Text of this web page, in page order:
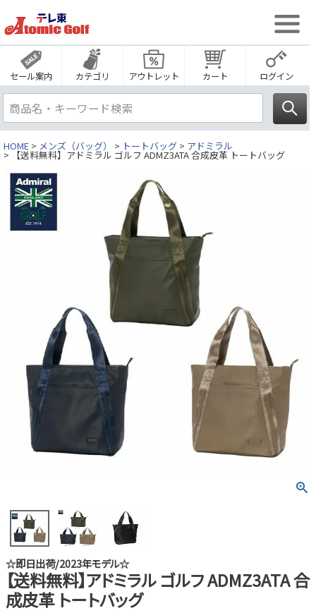
セール案内 カテゴリ アウトレット カート ログイン
HOME メンズ（バッグ） トートバッグ アドミラル
【送料無料】アドミラル ゴルフ ADMZ3ATA 合成皮革 トートバッグ
☆即日出荷/2023年モデル☆
【送料無料】アドミラル ゴルフ ADMZ3ATA 合
成皮革 トートバッグ